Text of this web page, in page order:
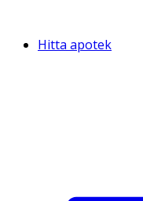
Hitta apotek